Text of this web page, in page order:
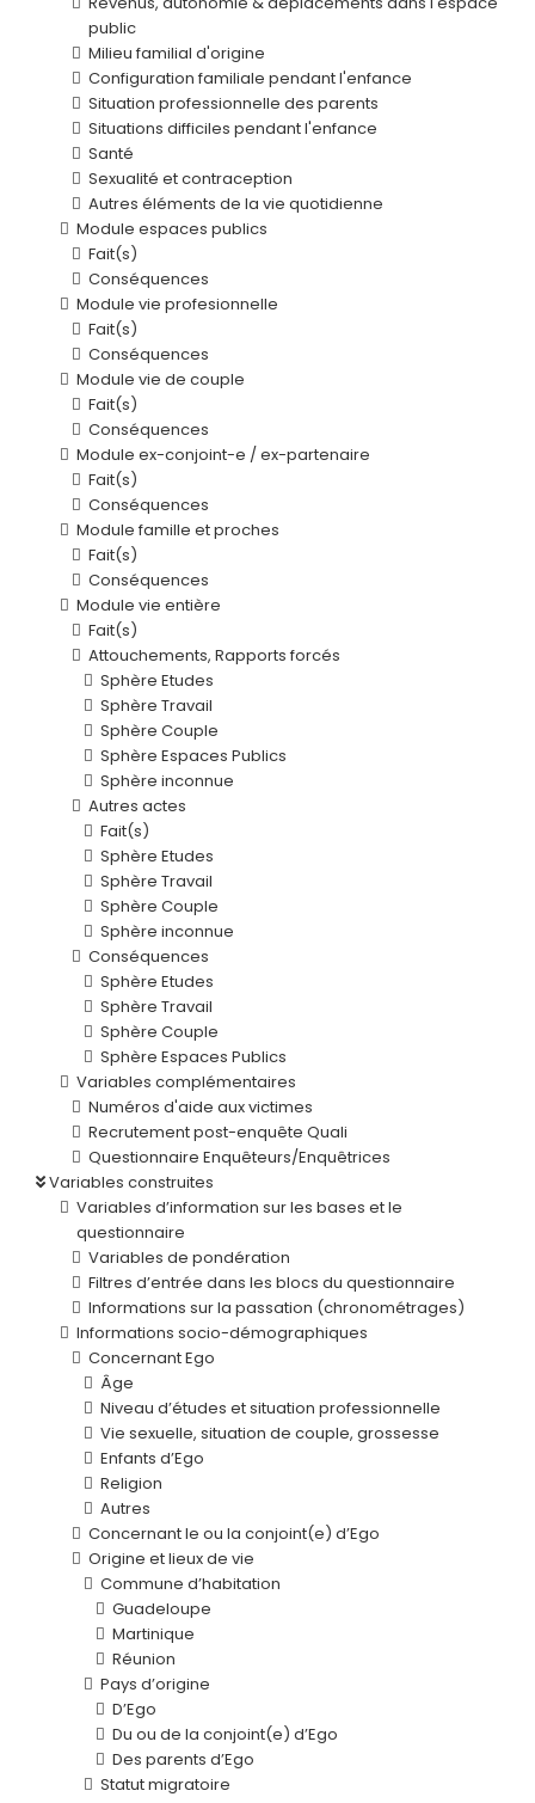
public
Milieu familial d'origine
Configuration familiale pendant l'enfance
Situation professionnelle des parents
Situations difficiles pendant l'enfance
Santé
Sexualité et contraception
Autres éléments de la vie quotidienne
Module espaces publics
Fait(s)
Conséquences
Module vie profesionnelle
Fait(s)
Conséquences
Module vie de couple
Fait(s)
Conséquences
Module ex-conjoint-e / ex-partenaire
Fait(s)
Conséquences
Module famille et proches
Fait(s)
Conséquences
Module vie entière
Fait(s)
Attouchements, Rapports forcés
Sphère Etudes
Sphère Travail
Sphère Couple
Sphère Espaces Publics
Sphère inconnue
Autres actes
Fait(s)
Sphère Etudes
Sphère Travail
Sphère Couple
Sphère inconnue
Conséquences
Sphère Etudes
Sphère Travail
Sphère Couple
Sphère Espaces Publics
Variables complémentaires
Numéros d'aide aux victimes
Recrutement post-enquête Quali
Questionnaire Enquêteurs/Enquêtrices
Variables construites
Variables d’information sur les bases et le
questionnaire
Variables de pondération
Filtres d’entrée dans les blocs du questionnaire
Informations sur la passation (chronométrages)
Informations socio-démographiques
Concernant Ego
Âge
Niveau d’études et situation professionnelle
Vie sexuelle, situation de couple, grossesse
Enfants d’Ego
Religion
Autres
Concernant le ou la conjoint(e) d’Ego
Origine et lieux de vie
Commune d’habitation
Guadeloupe
Martinique
Réunion
Pays d’origine
D’Ego
Du ou de la conjoint(e) d’Ego
Des parents d’Ego
Statut migratoire